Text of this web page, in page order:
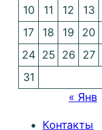
10
11 12 13
17
18 19 20
24 25 26 27
31
« Янв
Контакты